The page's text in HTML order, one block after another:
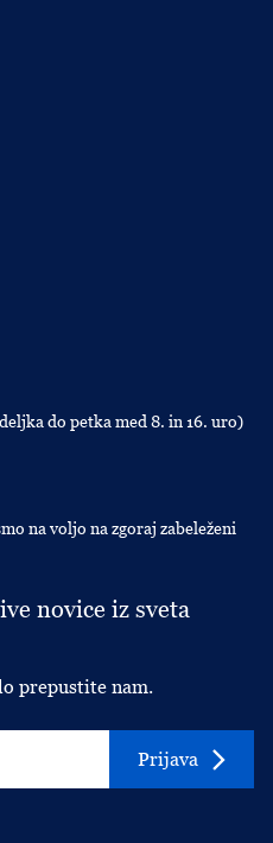
do petka med 8. in 16. uro)
na voljo na zgoraj zabeleženi
novice iz sveta
prepustite nam.
Prijava